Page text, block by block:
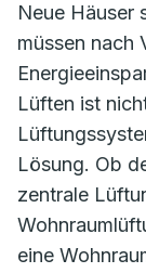
Neue Häuser
müssen nach
Lüften ist
Lösung. Ob
zentrale
eine